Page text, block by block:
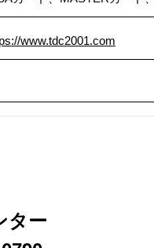
www.tdc2001.com
ター